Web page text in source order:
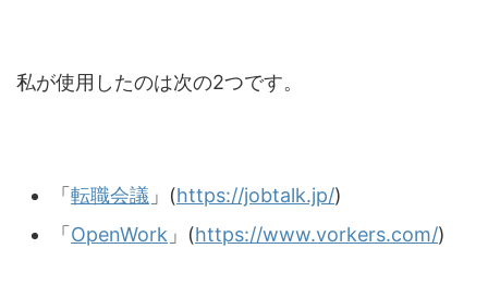
私が使用したのは次の2つです。
「転職会議 」(https://jobtalk.jp/)
「OpenWork 」(https://www.vorkers.com/)